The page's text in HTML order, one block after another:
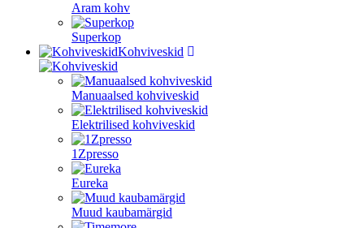
Aram kohv
Superkop
Kohviveskid
Manuaalsed kohviveskid
Elektrilised kohviveskid
1Zpresso
Eureka
Muud kaubamärgid